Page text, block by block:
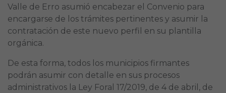
Valle de Erro asumió encabezar el Convenio para
encargarse de los trámites pertinentes y asumir la
contratación de este nuevo perfil en su plantilla
orgánica.
De esta forma, todos los municipios firmantes
podrán asumir con detalle en sus procesos
administrativos la Ley Foral 17/2019, de 4 de abril, de